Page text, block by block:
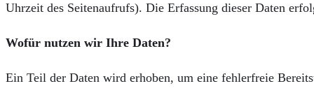
Uhrzeit des Seitenaufrufs). Die Erfassung dieser Daten
Wofür nutzen wir Ihre Daten?
Ein Teil der Daten wird erhoben, um eine fehlerfreie